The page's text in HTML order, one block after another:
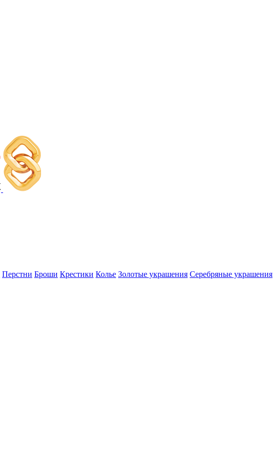
Перстни Броши Крестики Колье Золотые украшения Серебряные украшения